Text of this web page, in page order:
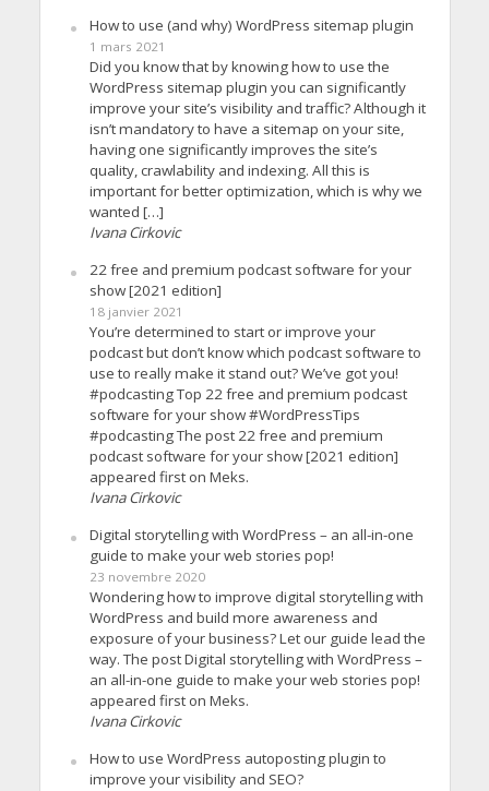
How to use (and why) WordPress sitemap plugin
1 mars 2021
Did you know that by knowing how to use the
WordPress sitemap plugin you can significantly
improve your site’s visibility and traffic? Although it
isn’t mandatory to have a sitemap on your site,
having one significantly improves the site’s
quality, crawlability and indexing. All this is
important for better optimization, which is why we
wanted […]
Ivana Cirkovic
22 free and premium podcast software for your
show [2021 edition]
18 janvier 2021
You’re determined to start or improve your
podcast but don’t know which podcast software to
use to really make it stand out? We’ve got you!
#podcasting Top 22 free and premium podcast
software for your show #WordPressTips
#podcasting The post 22 free and premium
podcast software for your show [2021 edition]
appeared first on Meks.
Ivana Cirkovic
Digital storytelling with WordPress – an all-in-one
guide to make your web stories pop!
23 novembre 2020
Wondering how to improve digital storytelling with
WordPress and build more awareness and
exposure of your business? Let our guide lead the
way. The post Digital storytelling with WordPress –
an all-in-one guide to make your web stories pop!
appeared first on Meks.
Ivana Cirkovic
How to use WordPress autoposting plugin to
improve your visibility and SEO?